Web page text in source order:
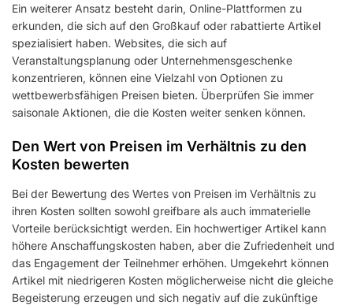
Ein weiterer Ansatz besteht darin, Online-Plattformen zu
erkunden, die sich auf den Großkauf oder rabattierte Artikel
spezialisiert haben. Websites, die sich auf
Veranstaltungsplanung oder Unternehmensgeschenke
konzentrieren, können eine Vielzahl von Optionen zu
wettbewerbsfähigen Preisen bieten. Überprüfen Sie immer
saisonale Aktionen, die die Kosten weiter senken können.
Den Wert von Preisen im Verhältnis zu den
Kosten bewerten
Bei der Bewertung des Wertes von Preisen im Verhältnis zu
ihren Kosten sollten sowohl greifbare als auch immaterielle
Vorteile berücksichtigt werden. Ein hochwertiger Artikel kann
höhere Anschaffungskosten haben, aber die Zufriedenheit und
das Engagement der Teilnehmer erhöhen. Umgekehrt können
Artikel mit niedrigeren Kosten möglicherweise nicht die gleiche
Begeisterung erzeugen und sich negativ auf die zukünftige